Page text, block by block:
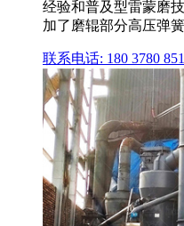
经验和普及型雷蒙磨
加了磨辊部分高压弹
联系电话: 180 3780